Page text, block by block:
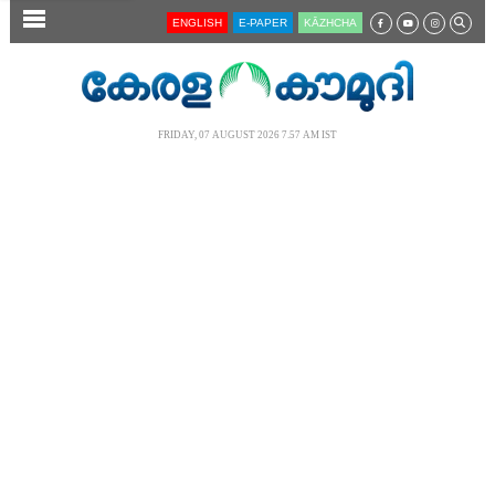
SECTIONS ENGLISH E-PAPER KĀZHCHA
FRIDAY, 07 AUGUST 2026 7.57 AM IST